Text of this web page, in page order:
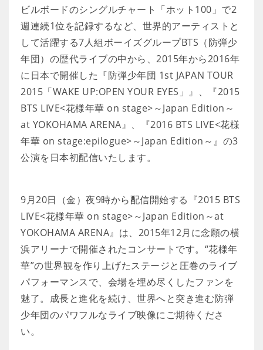
ビルボードのシングルチャート「ホット100」で2
週連続1位を記録するなど、世界的アーティストと
して活躍する7人組ボーイズグループBTS（防弾少
年団）の歴代ライブの中から、2015年から2016年
に日本で開催した『防弾少年団 1st JAPAN TOUR
2015「WAKE UP:OPEN YOUR EYES」』、『2015
BTS LIVE<花様年華 on stage>～Japan Edition～
at YOKOHAMA ARENA』、『2016 BTS LIVE<花様
年華 on stage:epilogue>～Japan Edition～』の3
公演を日本初配信いたします。
9月20日（金）夜9時から配信開始する『2015 BTS
LIVE<花様年華 on stage>～Japan Edition～at
YOKOHAMA ARENA』は、2015年12月に念願の横
浜アリーナで開催されたコンサートです。“花様年
華”の世界観を作り上げたステージと圧巻のライブ
パフォーマンスで、会場を埋め尽くしたファンを
魅了。成長と進化を続け、世界へと突き進む防弾
少年団のパワフルなライブ映像にご期待くださ
い。